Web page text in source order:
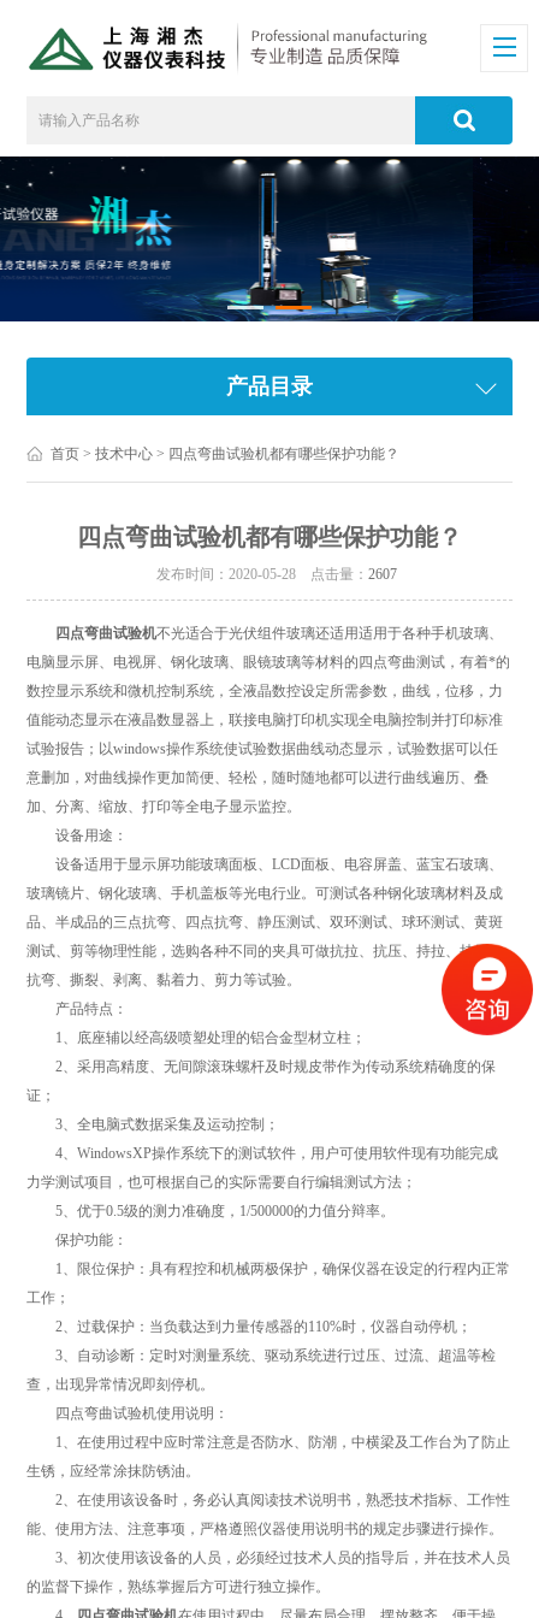
产品目录
首页 >技术中心 > 四点弯曲试验机都有哪些保护功能？
四点弯曲试验机都有哪些保护功能？
发布时间：2020-05-28 点击量： 2607
四点弯曲试验机不光适合于光伏组件玻璃还适用适用于各种手机玻璃、
电脑显示屏、电视屏、钢化玻璃、眼镜玻璃等材料的四点弯曲测试，有着*的
数控显示系统和微机控制系统，全液晶数控设定所需参数，曲线，位移，力
值能动态显示在液晶数显器上，联接电脑打印机实现全电脑控制并打印标准
试验报告；以windows操作系统使试验数据曲线动态显示，试验数据可以任
意删加，对曲线操作更加简便、轻松，随时随地都可以进行曲线遍历、叠
加、分离、缩放、打印等全电子显示监控。
设备用途：
设备适用于显示屏功能玻璃面板、LCD面板、电容屏盖、蓝宝石玻璃、
玻璃镜片、钢化玻璃、手机盖板等光电行业。可测试各种钢化玻璃材料及成
品、半成品的三点抗弯、四点抗弯、静压测试、双环测试、球环测试、黄斑
测试、剪等物理性能，选购各种不同的夹具可做抗拉、抗压、持拉、持压、
抗弯、撕裂、剥离、黏着力、剪力等试验。
产品特点：
1、底座辅以经高级喷塑处理的铝合金型材立柱；
2、采用高精度、无间隙滚珠螺杆及时规皮带作为传动系统精确度的保
证；
3、全电脑式数据采集及运动控制；
4、WindowsXP操作系统下的测试软件，用户可使用软件现有功能完成
力学测试项目，也可根据自己的实际需要自行编辑测试方法；
5、优于0.5级的测力准确度，1/500000的力值分辩率。
保护功能：
1、限位保护：具有程控和机械两极保护，确保仪器在设定的行程内正常
工作；
2、过载保护：当负载达到力量传感器的110%时，仪器自动停机；
3、自动诊断：定时对测量系统、驱动系统进行过压、过流、超温等检
查，出现异常情况即刻停机。
四点弯曲试验机使用说明：
1、在使用过程中应时常注意是否防水、防潮，中横梁及工作台为了防止
生锈，应经常涂抹防锈油。
2、在使用该设备时，务必认真阅读技术说明书，熟悉技术指标、工作性
能、使用方法、注意事项，严格遵照仪器使用说明书的规定步骤进行操作。
3、初次使用该设备的人员，必须经过技术人员的指导后，并在技术人员
的监督下操作，熟练掌握后方可进行独立操作。